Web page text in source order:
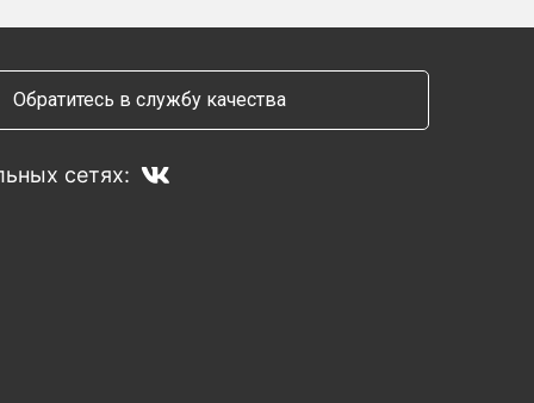
Обратитесь в службу качества
сетях: